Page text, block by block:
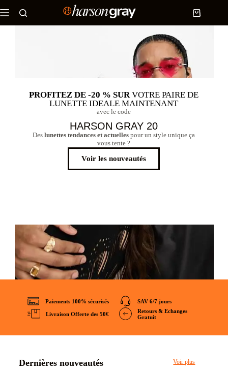
PROFITEZ DE -20 % SURVOTRE PAIRE DE
LUNETTE IDEALE MAINTENANT
avec le code
HARSON GRAY 20
Deslunettes tendances et actuelles pour un style unique ça
vous tente ?
Voir les nouveautés
Paiements 100% sécurisés
Livraison Offerte des 50€
SAV 6/7 jours
Retours & Echanges
Gratuit
Dernières nouveautés Voir plus